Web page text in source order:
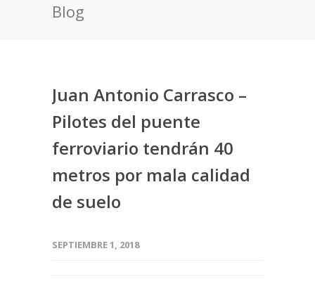
Blog
Juan Antonio Carrasco –
Pilotes del puente
ferroviario tendrán 40
metros por mala calidad
de suelo
SEPTIEMBRE 1, 2018